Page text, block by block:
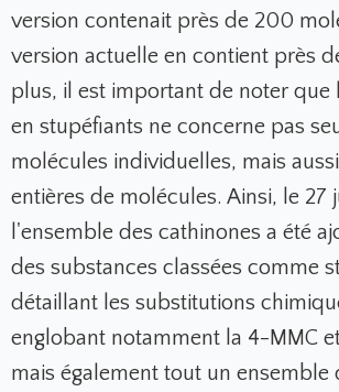
version contenait près de 200
version actuelle en contient près
plus, il est important de noter que
en stupéfiants ne concerne pas
molécules individuelles, mais
entières de molécules. Ainsi, le 27
l'ensemble des cathinones a été
des substances classées comme
détaillant les substitutions
englobant notamment la 4-MMC
mais également tout un ensemble